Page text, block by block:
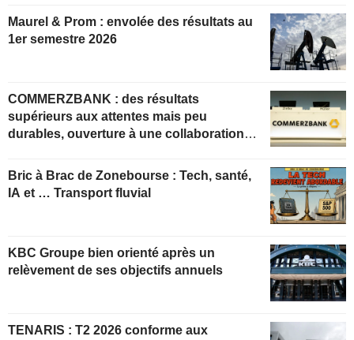
Maurel & Prom : envolée des résultats au
1er semestre 2026
COMMERZBANK : des résultats
supérieurs aux attentes mais peu
durables, ouverture à une collaboration
Bric à Brac de Zonebourse : Tech, santé,
IA et … Transport fluvial
KBC Groupe bien orienté après un
relèvement de ses objectifs annuels
TENARIS : T2 2026 conforme aux